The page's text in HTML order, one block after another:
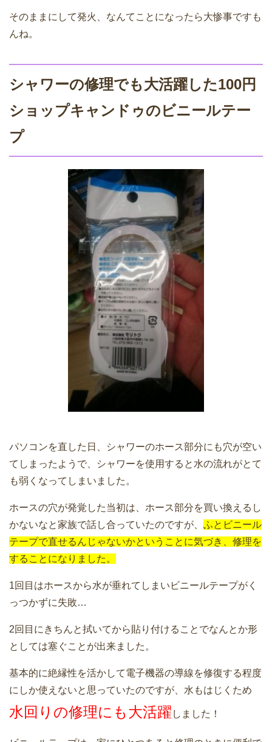
そのままにして発火、なんてことになったら大惨事ですも
んね。
シャワーの修理でも大活躍した100円
ショップキャンドゥのビニールテー
プ
パソコンを直した日、シャワーのホース部分にも穴が空い
てしまったようで、シャワーを使用すると水の流れがとて
も弱くなってしまいました。
ホースの穴が発覚した当初は、ホース部分を買い換えるし
かないなと家族で話し合っていたのですが、 ふとビニール
テープで直せるんじゃないかということに気づき、修理を
することになりました。
1回目はホースから水が垂れてしまいビニールテープがく
っつかずに失敗…
2回目にきちんと拭いてから貼り付けることでなんとか形
としては塞ぐことが出来ました。
基本的に絶縁性を活かして電子機器の導線を修復する程度
にしか使えないと思っていたのですが、水もはじくため
水回りの修理にも大活躍 しました！